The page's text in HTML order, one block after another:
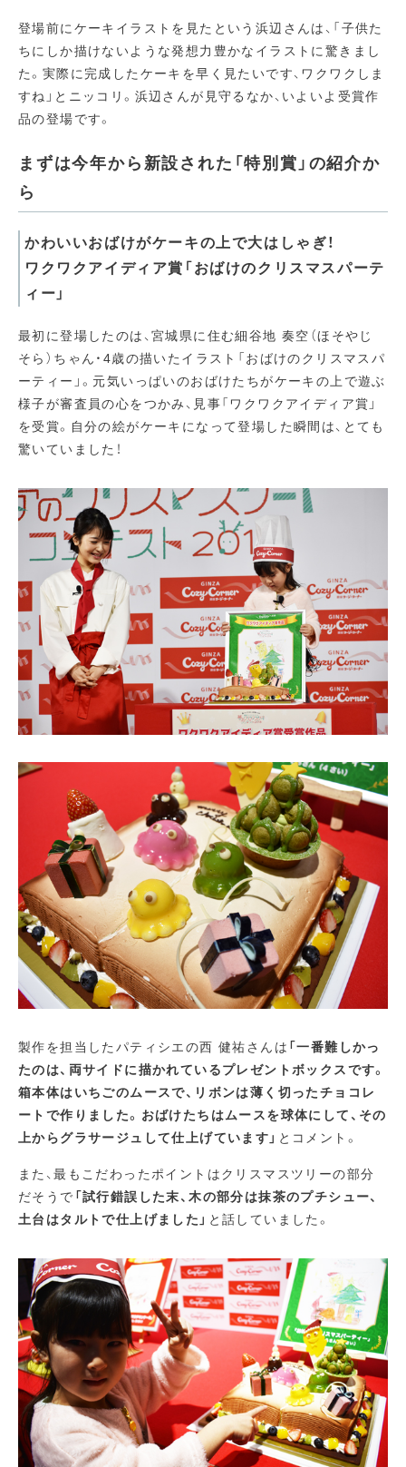
登場前にケーキイラストを見たという浜辺さんは、「子供た
ちにしか描けないような発想力豊かなイラストに驚きまし
た。実際に完成したケーキを早く見たいです、ワクワクしま
すね」とニッコリ。浜辺さんが見守るなか、いよいよ受賞作
品の登場です。
まずは今年から新設された「特別賞」の紹介か
ら
かわいいおばけがケーキの上で大はしゃぎ！
ワクワクアイディア賞「おばけのクリスマスパーテ
ィー」
最初に登場したのは、宮城県に住む細谷地 奏空（ほそやじ
そら）ちゃん・4歳の描いたイラスト「おばけのクリスマスパ
ーティー」。元気いっぱいのおばけたちがケーキの上で遊ぶ
様子が審査員の心をつかみ、見事「ワクワクアイディア賞」
を受賞。自分の絵がケーキになって登場した瞬間は、とても
驚いていました！
製作を担当したパティシエの西 健祐さんは 「一番難しかっ
たのは、両サイドに描かれているプレゼントボックスです。
箱本体はいちごのムースで、リボンは薄く切ったチョコレ
ートで作りました。おばけたちはムースを球体にして、その
上からグラサージュして仕上げています」 とコメント。
また、最もこだわったポイントはクリスマスツリーの部分
だそうで 「試行錯誤した末、木の部分は抹茶のプチシュー、
土台はタルトで仕上げました」 と話していました。